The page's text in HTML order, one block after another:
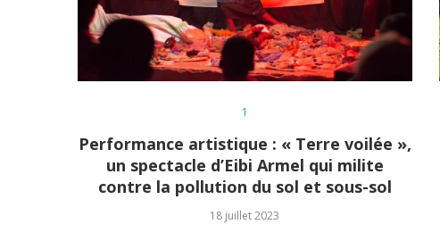
1
Performance artistique : « Terre voilée »,
un spectacle d’Eibi Armel qui milite
contre la pollution du sol et sous-sol
18 juillet 2023